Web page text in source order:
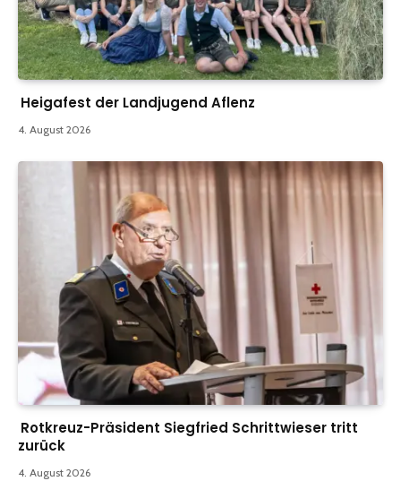
Heigafest der Landjugend Aflenz
4. August 2026
Rotkreuz-Präsident Siegfried Schrittwieser tritt
zurück
4. August 2026